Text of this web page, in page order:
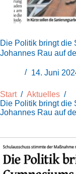
Die Politik bringt die
Johannes Rau auf
14. Juni
Start / Aktuelles /
Die Politik bringt die
Johannes Rau auf